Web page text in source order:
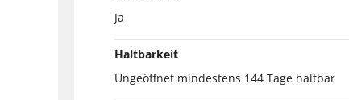
Ja
Haltbarkeit
Ungeöffnet mindestens 144 Tage haltbar